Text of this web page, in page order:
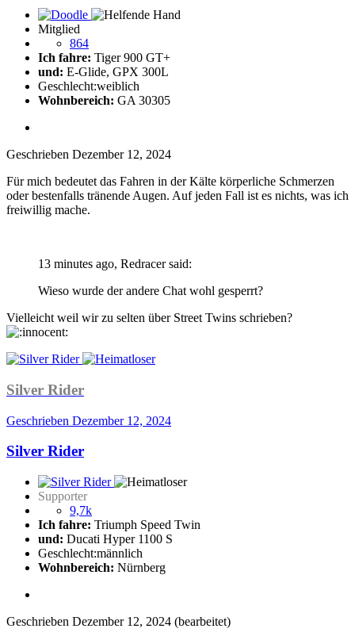
Mitglied
864
Ich fahre: Tiger 900 GT+
und: E-Glide, GPX 300L
Geschlecht:weiblich
Wohnbereich: GA 30305
Geschrieben Dezember 12, 2024
Für mich bedeutet das Fahren in der Kälte körperliche Schmerzen
oder bestenfalls tränende Augen. Auf jeden Fall ist es nichts, was ich
freiwillig mache.
13 minutes ago, Redracer said:
Wieso wurde der andere Chat wohl gesperrt?
Vielleicht weil wir zu selten über Street Twins schrieben?
Silver Rider
Geschrieben Dezember 12, 2024
Silver Rider
Supporter
9,7k
Ich fahre: Triumph Speed Twin
und: Ducati Hyper 1100 S
Geschlecht:männlich
Wohnbereich: Nürnberg
Geschrieben Dezember 12, 2024 (bearbeitet)